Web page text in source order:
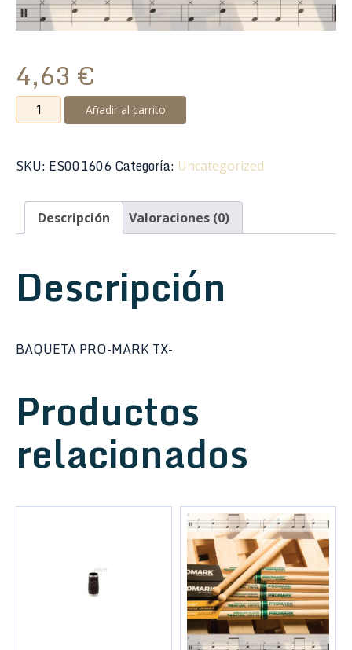
4,63 €
Baqueta
Promark
747
Añadir al carrito
SKU: ES001606Categoría: Uncategorized
Descripción Valoraciones (0)
Descripción
BAQUETA PRO-MARK TX-
Productos
relacionados